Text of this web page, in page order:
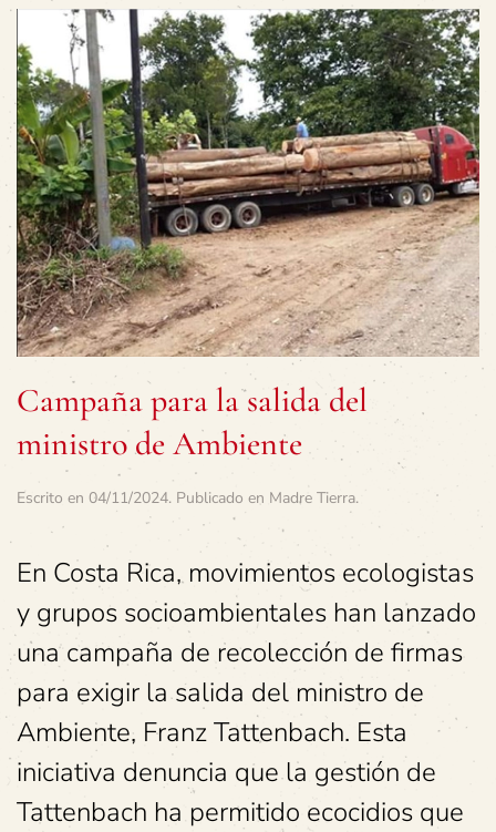
Campaña para la salida del
ministro de Ambiente
Escrito en 04/11/2024. Publicado en Madre Tierra.
En Costa Rica, movimientos ecologistas
y grupos socioambientales han lanzado
una campaña de recolección de firmas
para exigir la salida del ministro de
Ambiente, Franz Tattenbach. Esta
iniciativa denuncia que la gestión de
Tattenbach ha permitido ecocidios que